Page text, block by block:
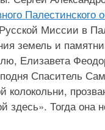
Палестинского
Миссии в
земель и
Елизавета
Спаситель
здесь». Тогда она